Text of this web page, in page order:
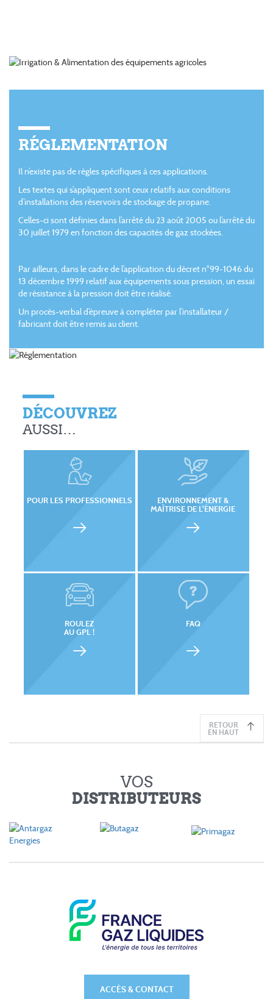
RÉGLEMENTATION
Il n’existe pas de règles spécifiques à ces applications.
Les textes qui s’appliquent sont ceux relatifs aux conditions
d’installations des réservoirs de stockage de propane.
Celles-ci sont définies dansl’arrêté du 23 août 2005 oul’arrêté du
30 juillet 1979 en fonction des capacités de gaz stockées.
Par ailleurs, dans le cadre de l’application dudécret n°99-1046 du
13 décembre 1999 relatif aux équipements sous pression un essai
de résistance à la pression doit être réalisé.
Un procès-verbal d’épreuve à compléter par l’installateur /
fabricant doit être remis au client.
DÉCOUVREZ
AUSSI…
POUR LES PROFESSIONNELS
ENVIRONNEMENT &
MAÎTRISE DE L'ÉNERGIE
ROULEZ
AU GPL !
FAQ
RETOUR
EN HAUT
VOS
DISTRIBUTEURS
ACCÈS & CONTACT